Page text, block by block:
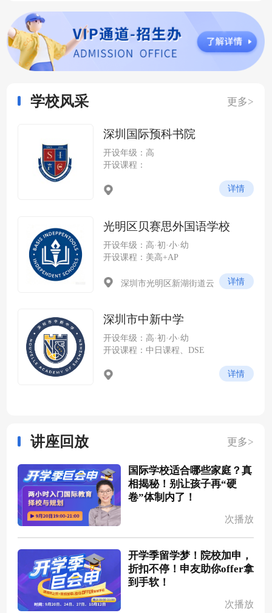
学校风采 更多>
深圳国际预科书院
开设年级：高
开设课程：
详情
光明区贝赛思外国语学校
开设年级：高·初·小·幼
开设课程：美高+AP
深圳校区）
详情
深圳市中新中学
开设年级：高·初·小·幼
开设课程：中日课程、DSE
详情
讲座回放 更多>
国际学校适合哪些家庭？真
相揭秘！别让孩子再“硬
卷”体制内了！
次播放
开学季留学梦！院校加申，
折扣不停！申友助你offer拿
到手软！
次播放